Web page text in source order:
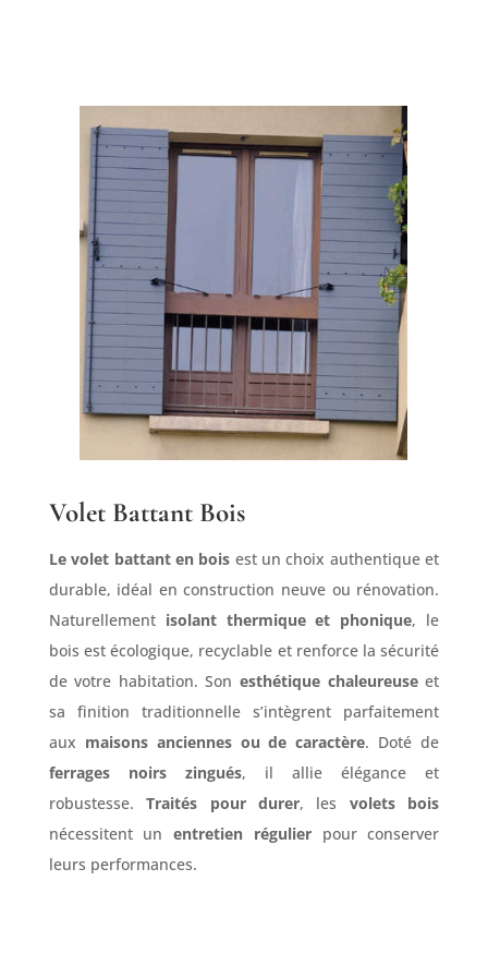
Volet Battant Bois
Le volet battant en bois est un choix authentique et
durable, idéal en construction neuve ou rénovation.
Naturellement isolant thermique et phonique, le
bois est écologique, recyclable et renforce la sécurité
de votre habitation. Sonesthétique chaleureuseet
sa finition traditionnelle s’intègrent parfaitement
aux maisons anciennes ou de caractère. Doté de
ferrages noirs zingués, il allie élégance et
robustesse.Traités pour durer, les volets bois
nécessitent unentretien régulierpour conserver
leurs performances.